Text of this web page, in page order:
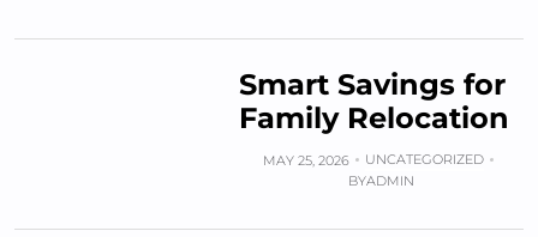
Smart Savings for
Family Relocation
MAY 25, 2026
UNCATEGORIZED
BYADMIN